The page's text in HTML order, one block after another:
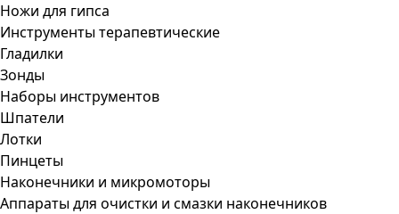
Ножи для гипса
Инструменты терапевтические
Гладилки
Зонды
Наборы инструментов
Шпатели
Лотки
Пинцеты
Наконечники и микромоторы
Аппараты для очистки и смазки наконечников